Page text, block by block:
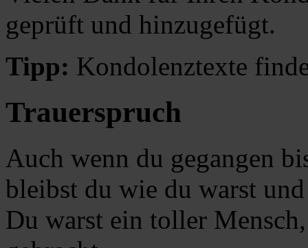
geprüft und hinzugefügt.
Tipp: Kondolenztexte
Trauerspruch
Auch wenn du gegangen
bleibst du wie du warst
Du warst ein toller